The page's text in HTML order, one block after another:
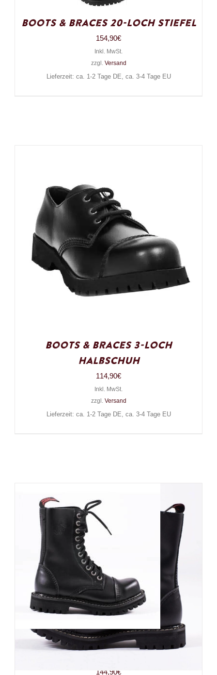
Boots & Braces 20-Loch Stiefel
154,90€
Inkl. MwSt.
zzgl. Versand
Lieferzeit: ca. 1-2 Tage DE, ca. 3-4 Tage EU
Boots & Braces 3-Loch
Halbschuh
114,90€
Inkl. MwSt.
zzgl. Versand
Lieferzeit: ca. 1-2 Tage DE, ca. 3-4 Tage EU
Angry Itch 10-Loch Gothic
144,90€